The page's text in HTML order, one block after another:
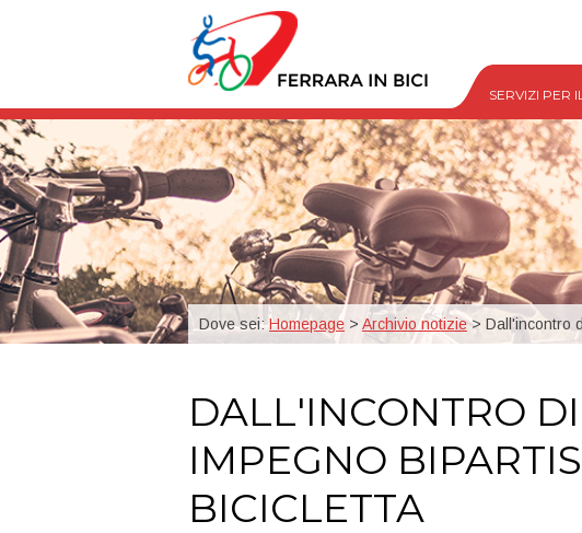
SERVIZI PER
Dove sei:Homepage > Archivio notizie> Dall'incontro
DALL'INCONTRO
IMPEGNO
BICICLETTA